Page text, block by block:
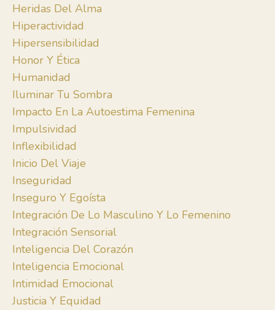
Heridas Del Alma
Hiperactividad
Hipersensibilidad
Honor Y Ética
Humanidad
Iluminar Tu Sombra
Impacto En La Autoestima Femenina
Impulsividad
Inflexibilidad
Inicio Del Viaje
Inseguridad
Inseguro Y Egoísta
Integración De Lo Masculino Y Lo Femenino
Integración Sensorial
Inteligencia Del Corazón
Inteligencia Emocional
Intimidad Emocional
Justicia Y Equidad